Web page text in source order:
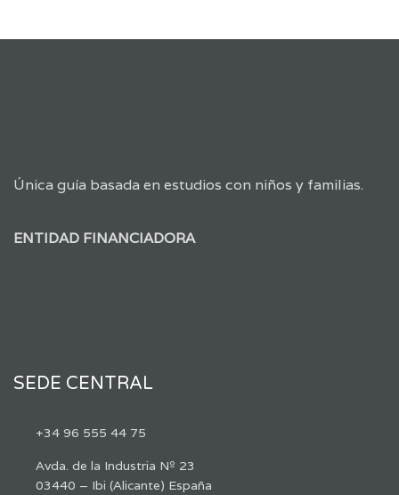
Única guía basada en estudios con niños y familias.
ENTIDAD FINANCIADORA
SEDE CENTRAL
+34 96 555 44 75
Avda. de la Industria Nº 23
03440 – Ibi (Alicante) España